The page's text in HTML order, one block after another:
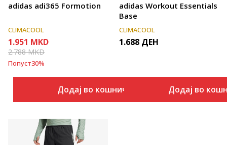
adidas adi365 Formotion
CLIMACOOL
1.951 MKD
2.788MKD
Попуст30%
Додај во кошничка
adidas Workout Essentials
Base
CLIMACOOL
1.688 ДЕН
Додај во